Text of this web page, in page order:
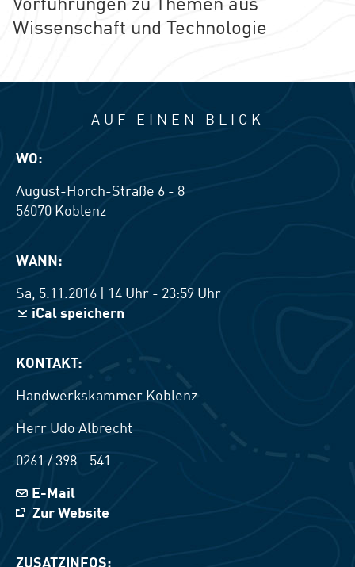
Vorführungen zu Themen aus
Wissenschaft und Technologie
AUF EINEN BLICK
WO:
August-Horch-Straße 6 - 8
56070 Koblenz
WANN:
Sa, 5.11.2016 | 14 Uhr - 23:59 Uhr
iCal speichern
KONTAKT:
Handwerkskammer Koblenz
Herr Udo Albrecht
0261 / 398 - 541
E-Mail
Zur Website
ZUSATZINFOS: